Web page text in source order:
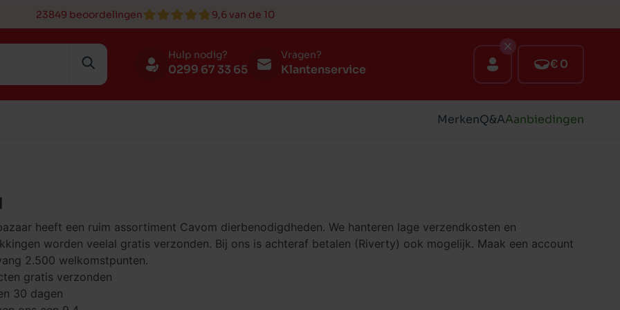
23849 beoordelingen 9,6 van de 10
Hulp nodig?
0299 67 33 65
Vragen?
Klantenservice € 0
botten
drinkbakken
en op reis
riemen
Verzorging
Speelgoed
drinkbakken
Slapen en rusten
Luiken en deuren
en op reis
rusten
Voer
Buitenvogels
MerkenQ&AAanbiedingen
heeft een ruim assortiment Cavom dierbenodigdheden. We hanteren lage verzendkosten en
worden veelal gratis verzonden. Bij ons is achteraf betalen (Riverty) ook mogelijk. Maak een account
2.500 welkomstpunten.
gratis verzonden
30 dagen